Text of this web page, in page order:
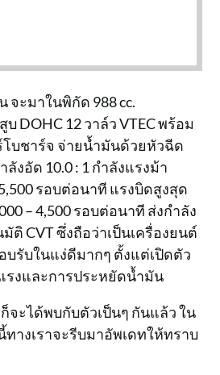
จะมาในพิกัด 988 cc.
DOHC 12 วาล์ว VTEC พร้อม
โบชาร์จ จ่ายน้ำมันด้วยหัวฉีด
งอัด 10.0 : 1 กำลังแรงม้า
รอบต่อนาที แรงบิดสูงสุด
– 4,500 รอบต่อนาที ส่งกำลัง
ติ CVT ซึ่งถือว่าเป็นเครื่องยนต์
รับในแง่ดีมากๆ ตั้งแต่เปิดตัว
รงและการประหยัดน้ำมัน
จะได้พบกับตัวเป็นๆ กันแล้ว ใน
างเราจะรีบมาอัพเดทให้ทราบ